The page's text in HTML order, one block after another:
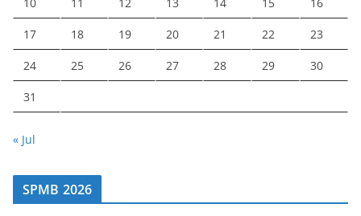
17 18 19 20 21 22 23
24 25 26 27 28 29 30
31
« Jul
SPMB 2026